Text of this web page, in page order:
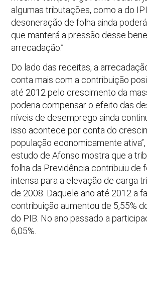
algumas tributações, como a do
desoneração de folha ainda
que manterá a pressão desse
arrecadação.”
Do lado das receitas, a
conta mais com a contribuição
até 2012 pelo crescimento da
poderia compensar o efeito das
níveis de desemprego ainda
isso acontece por conta do
população economicamente
estudo de Afonso mostra que a
folha da Previdência contribuiu de
intensa para a elevação de carga
de 2008. Daquele ano até 2012 a
contribuição aumentou de 5,55%
do PIB. No ano passado a
6,05%.